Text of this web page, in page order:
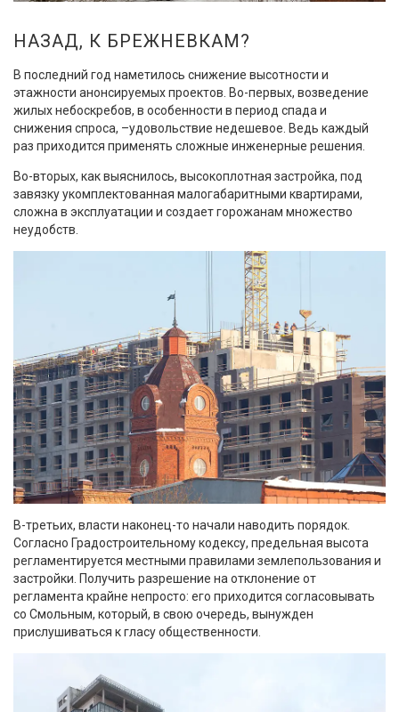
НАЗАД, К БРЕЖНЕВКАМ?
В последний год наметилось снижение высотности и
этажности анонсируемых проектов. Во-первых, возведение
жилых небоскребов, в особенности в период спада и
снижения спроса, –удовольствие недешевое. Ведь каждый
раз приходится применять сложные инженерные решения.
Во-вторых, как выяснилось, высокоплотная застройка, под
завязку укомплектованная малогабаритными квартирами,
сложна в эксплуатации и создает горожанам множество
неудобств.
В-третьих, власти наконец-то начали наводить порядок.
Согласно Градостроительному кодексу, предельная высота
регламентируется местными правилами землепользования и
застройки. Получить разрешение на отклонение от
регламента крайне непросто: его приходится согласовывать
со Смольным, который, в свою очередь, вынужден
прислушиваться к гласу общественности.